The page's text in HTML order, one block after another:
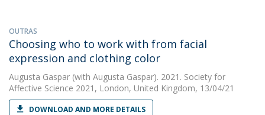
OUTRAS
Choosing who to work with from facial
expression and clothing color
Augusta Gaspar (with Augusta Gaspar). 2021. Society for
Affective Science 2021, London, United Kingdom, 13/04/21
DOWNLOAD AND MORE DETAILS